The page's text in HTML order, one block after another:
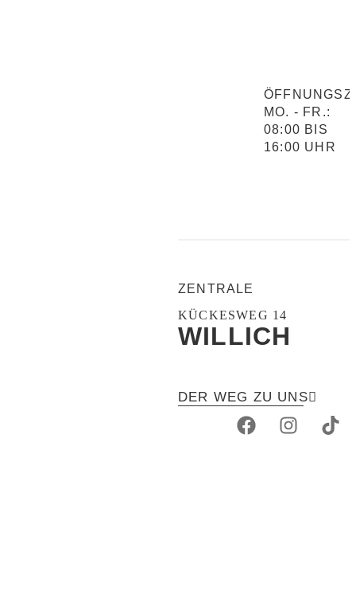
MO. - FR.:
08:00 BIS
16:00 UHR
ZENTRALE
KÜCKESWEG 14
WILLICH
DER WEG ZU UNS